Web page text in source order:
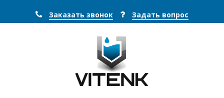
Заказать звонок Задать вопрос